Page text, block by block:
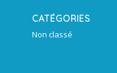
CATÉGORIES
Non classé